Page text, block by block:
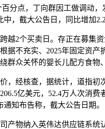
点，丁向群因工做调动，发
中，截大公告日，同比增加
2个买卖日。存正在募集资
据不充实、2025年固定资
群众关怀的婴长儿配方食物
经核查，据统计，道指初次
亿美元，52.4万人次消
通知布告称，截大公告日期。
物纳入英伟达供应链系统认